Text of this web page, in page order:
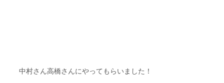
中村さん高橋さんにやってもらいました！